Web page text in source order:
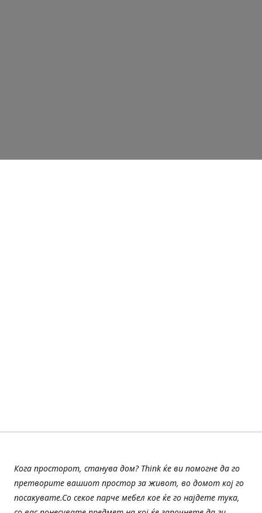
Кога просторот, станува дом? Think ќе ви помогне да го
претворите вашиот простор за живот, во домот кој го
посакувате.Со секое парче мебел кое ќе го најдете тука,